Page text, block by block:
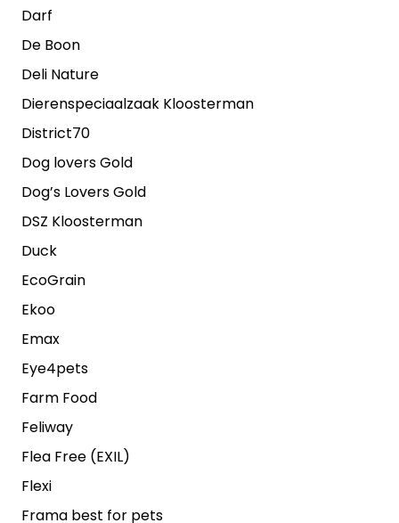
Darf
De Boon
Deli Nature
Dierenspeciaalzaak Kloosterman
District70
Dog lovers Gold
Dog’s Lovers Gold
DSZ Kloosterman
Duck
EcoGrain
Ekoo
Emax
Eye4pets
Farm Food
Feliway
Flea Free (EXIL)
Flexi
Frama best for pets